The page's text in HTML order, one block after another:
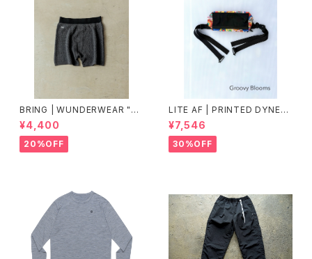
BRING | WUNDERWEAR "O
NE" 50/50
¥4,400
20%OFF
LITE AF | PRINTED DYNEE
MA FEATHER WEIGHT FAN
NY PACK
¥7,546
30%OFF